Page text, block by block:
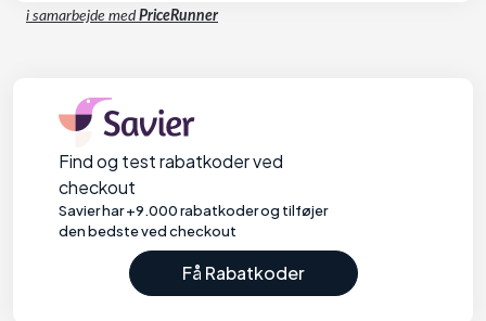
i samarbejde med PriceRunner
Find og test rabatkoder ved
checkout
Savier har +9.000 rabatkoder og tilføjer
den bedste ved checkout
Få Rabatkoder